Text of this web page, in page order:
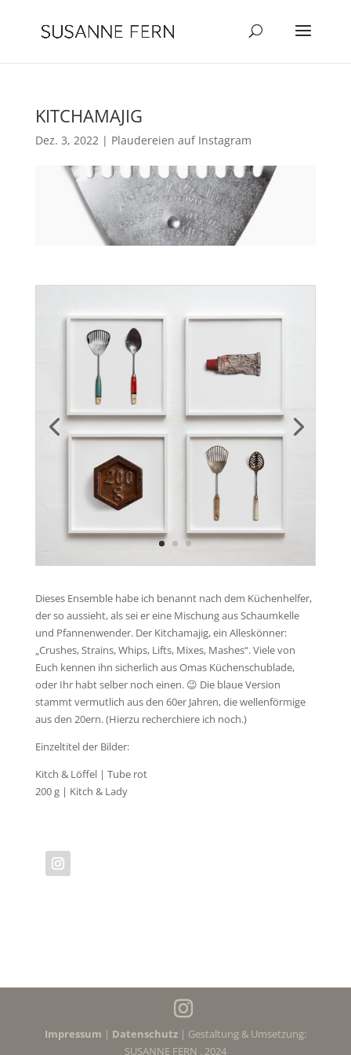
KITCHAMAJIG
Dez. 3, 2022| Plaudereien auf Instagram
Dieses Ensemble habe ich benannt nach dem Küchenhelfer,
der so aussieht, als sei er eine Mischung aus Schaumkelle
und Pfannenwender. Der Kitchamajig, ein Alleskönner:
„Crushes, Strains, Whips, Lifts, Mixes, Mashes“. Viele von
Euch kennen ihn sicherlich aus Omas Küchenschublade,
oder Ihr habt selber noch einen. 😉 Die blaue Version
stammt vermutlich aus den 60er Jahren, die wellenförmige
aus den 20ern. (Hierzu recherchiere ich noch.)
Einzeltitel der Bilder:
Kitch & Löffel | Tube rot
200 g | Kitch & Lady
Impressum | Datenschutz| Gestaltung & Umsetzung:
SUSANNE FERN . 2024